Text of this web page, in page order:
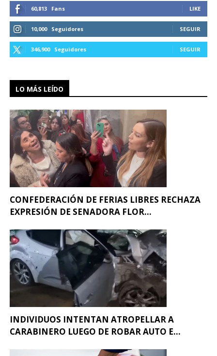
60,813 Fans LIKE
10,000 Seguidores SEGUIR
346,900 Seguidores SEGUIR
LO MÁS LEÍDO
CONFEDERACIÓN DE FERIAS LIBRES RECHAZA
EXPRESIÓN DE SENADORA FLOR...
INDIVIDUOS INTENTAN ATROPELLAR A
CARABINERO LUEGO DE ROBAR AUTO E...